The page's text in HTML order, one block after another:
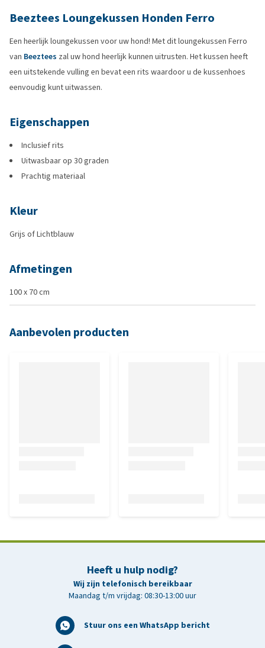
Beeztees Loungekussen Honden Ferro
Een heerlijk loungekussen voor uw hond! Met dit loungekussen Ferro
van Beeztees zal uw hond heerlijk kunnen uitrusten. Het kussen heeft
een uitstekende vulling en bevat een rits waardoor u de kussenhoes
eenvoudig kunt uitwassen.
Eigenschappen
Inclusief rits
Uitwasbaar op 30 graden
Prachtig materiaal
Kleur
Grijs of Lichtblauw
Afmetingen
100 x 70 cm
Aanbevolen producten
Heeft u hulp nodig?
Wij zijn telefonisch bereikbaar
Maandag t/m vrijdag: 08:30-13:00 uur
Stuur ons een WhatsApp bericht